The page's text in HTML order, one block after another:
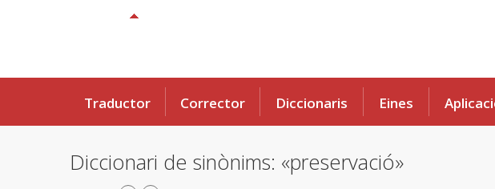
Traductor Corrector Diccionaris Eines
Diccionari de sinònims: «preservació»